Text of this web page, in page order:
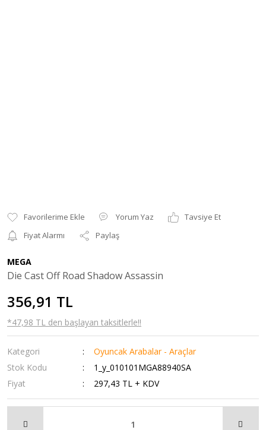
Yorum Yaz
Tavsiye Et
Fiyat Alarmı
Paylaş
MEGA
Die Cast Off Road Shadow Assassin
356,91 TL
*47,98 TL den başlayan taksitlerle!!
Kategori
Oyuncak Arabalar - Araçlar
Stok Kodu
1_y_010101MGA88940SA
Fiyat
297,43 TL + KDV